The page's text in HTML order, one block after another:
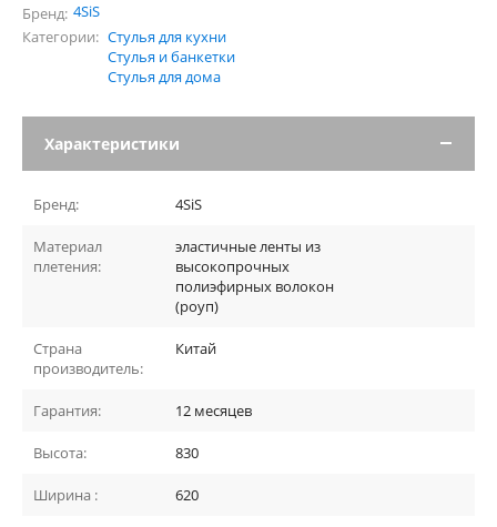
Бренд: 4SiS
Категории: Стулья для кухни
Стулья и банкетки
Стулья для дома
Характеристики
Бренд: 4SiS
Материал
плетения:
эластичные ленты из
высокопрочных
полиэфирных волокон
(роуп)
Страна
производитель:
Китай
Гарантия: 12 месяцев
Высота: 830
Ширина : 620